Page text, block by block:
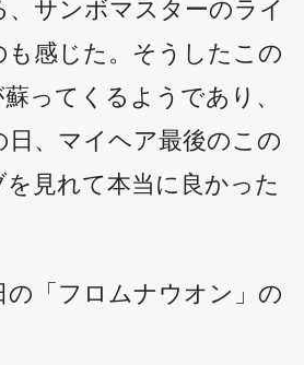
感じた。そうしたこの
ってくるようであり、
、マイヘア最後のこの
見れて本当に良かった
「フロムナウオン」の